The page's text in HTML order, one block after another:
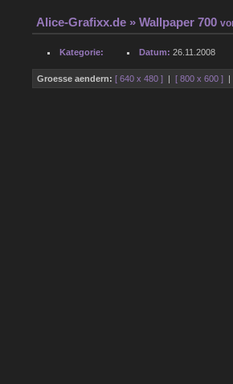
Alice-Grafixx.de » Wallpaper 700
Kategorie: Datum: 26.11.2008
Groesse aendern: [ 640 x 480 ] |[ 800 x 600 ]